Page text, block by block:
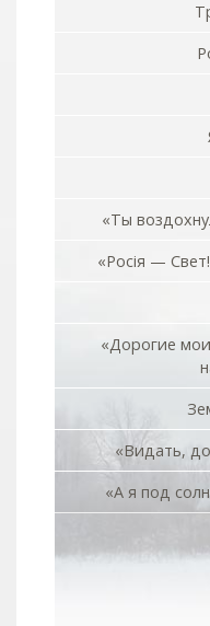
«Ты
«Росiя —
«Дорогие
«Видать,
«А я под